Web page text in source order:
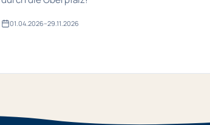
01.​04.​2026–29.​11.​2026
Gültig
bis